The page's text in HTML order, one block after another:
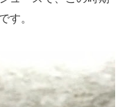
す。